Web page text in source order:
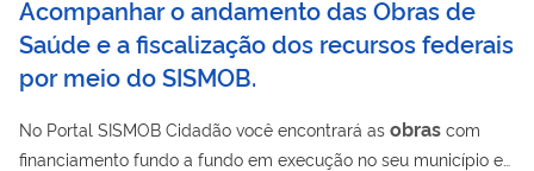
Acompanhar o andamento das Obras de
Saúde e a fiscalização dos recursos federais
por meio do SISMOB.
No Portal SISMOB Cidadão você encontrará as obras com
financiamento fundo a fundo em execução no seu município e